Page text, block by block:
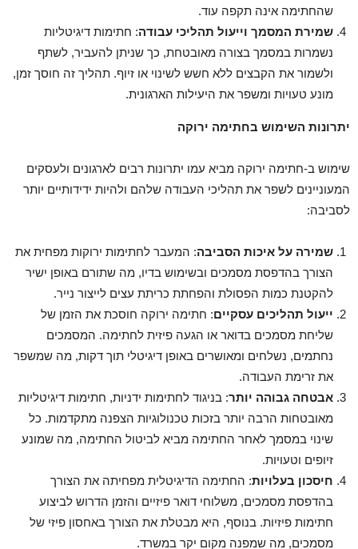
שהחתימה אינה תקפה עוד.
שמירת המסמך וייעול תהליכי עבודה: חתימות דיגיטליות
נשמרות במסמך בצורה מאובטחת, כך שניתן להעביר, לשתף
ולשמור את הקבצים ללא חשש לשינוי או זיוף. תהליך זה חוסך זמן,
מונע טעויות ומשפר את היעילות הארגונית.
יתרונות השימוש בחתימה ירוקה
שימוש ב-חתימה ירוקה מביא עמו יתרונות רבים לארגונים ולעסקים
המעוניינים לשפר את תהליכי העבודה שלהם ולהיות ידידותיים יותר
לסביבה:
שמירה על איכות הסביבה: המעבר לחתימות ירוקות מפחית את
הצורך בהדפסת מסמכים ובשימוש בדיו, מה שתורם באופן ישיר
להקטנת כמות הפסולת והפחתת כריתת עצים לייצור נייר.
ייעול תהליכים עסקיים: חתימה ירוקה חוסכת את הזמן של
שליחת מסמכים בדואר או הגעה פיזית לחתימה. המסמכים
נחתמים, נשלחים ומאושרים באופן דיגיטלי תוך דקות, מה שמשפר
את זרימת העבודה.
אבטחה גבוהה יותר: בניגוד לחתימות ידניות, חתימות דיגיטליות
מאובטחות הרבה יותר בזכות טכנולוגיות הצפנה מתקדמות. כל
שינוי במסמך לאחר החתימה מביא לביטול החתימה, מה שמונע
זיופים וטעויות.
חיסכון בעלויות: החתימה הדיגיטלית מפחיתה את הצורך
בהדפסת מסמכים, משלוחי דואר פיזיים והזמן הדרוש לביצוע
חתימות פיזיות. בנוסף, היא מבטלת את הצורך באחסון פיזי של
מסמכים, מה שמפנה מקום יקר במשרד.